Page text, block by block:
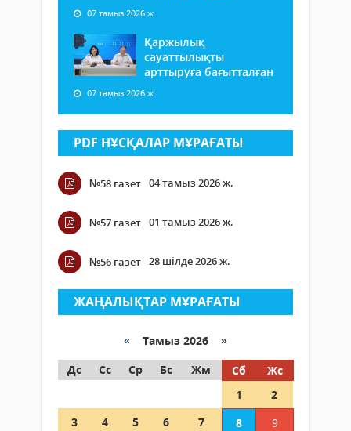
07 тамыз 2026 ж.
Қаржылық
сауаттылықты
арттыруға бағытталған
07 тамыз 2026 ж.
PDF НҰСҚАЛАР МҰРАҒАТЫ
№58 газет 04 тамыз 2026 ж.
№57 газет 01 тамыз 2026 ж.
№56 газет 28 шілде 2026 ж.
ЖАҢАЛЫҚТАР МҰРАҒАТЫ
« Тамыз 2026 »
Дс
Сс Ср Бс Жм Сб
Жс
1
2
3
4 5 6 7 8
9